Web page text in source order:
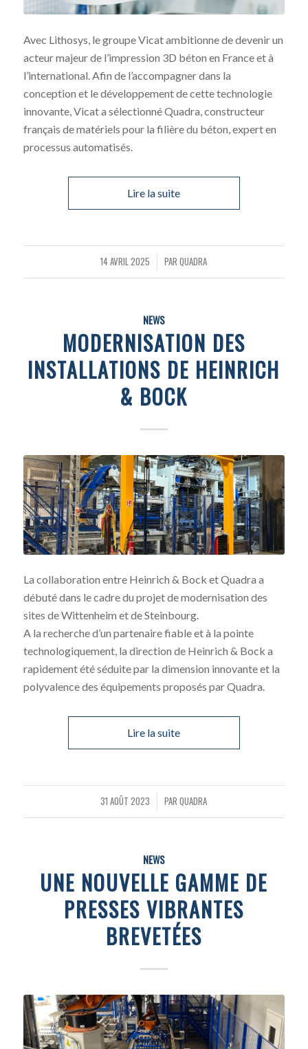
Avec Lithosys, le groupe Vicat ambitionne de devenir un
acteur majeur de l’impression 3D béton en France et à
l’international. Afin de l’accompagner dans la
conception et le développement de cette technologie
innovante, Vicat a sélectionné Quadra, constructeur
français de matériels pour la filière du béton, expert en
processus automatisés.
Lire la suite
14 AVRIL 2025
/ PARQUADRA
NEWS
MODERNISATION DES
INSTALLATIONS DE HEINRICH
& BOCK
La collaboration entre Heinrich & Bock et Quadra a
débuté dans le cadre du projet de modernisation des
sites de Wittenheim et de Steinbourg.
A la recherche d’un partenaire fiable et à la pointe
technologiquement, la direction de Heinrich & Bock a
rapidement été séduite par la dimension innovante et la
polyvalence des équipements proposés par Quadra.
Lire la suite
31 AOÛT 2023
/ PARQUADRA
NEWS
UNE NOUVELLE GAMME DE
PRESSES VIBRANTES
BREVETÉES